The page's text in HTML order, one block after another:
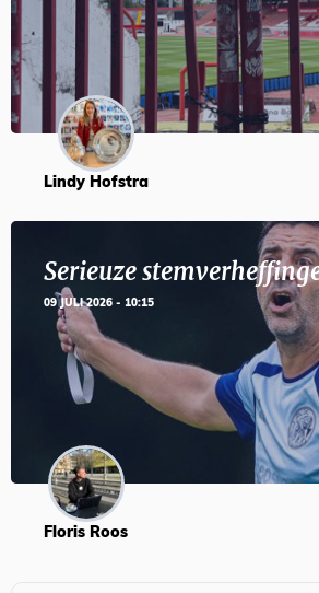
Lindy Hofstra
Serieuze
09 JULI 2026 - 10:15
Floris Roos